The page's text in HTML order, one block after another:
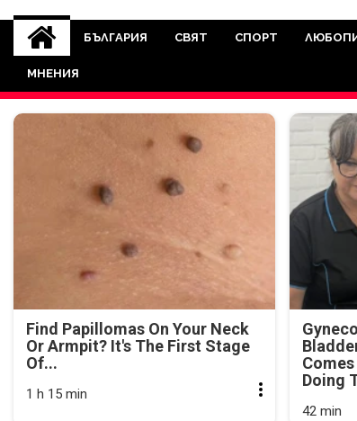
novinite-
Novinite-dnesbg.eu е медия,
Света. Новините, които се
между медията и
БЪЛГАРИЯ СВЯТ СПОРТ
МНЕНИЯ
Find Papillomas On Your Neck
Or Armpit? It's The First Stage
Of...
1 h 15 min
Doing
42 min